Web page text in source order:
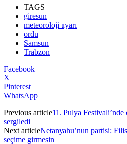
TAGS
giresun
meteoroloji uyarı
ordu
Samsun
Trabzon
Facebook
X
Pinterest
WhatsApp
Previous article11. Pulya Festivali’nde
sergiledi
Next articleNetanyahu’nun partisi:
seçime girmesin